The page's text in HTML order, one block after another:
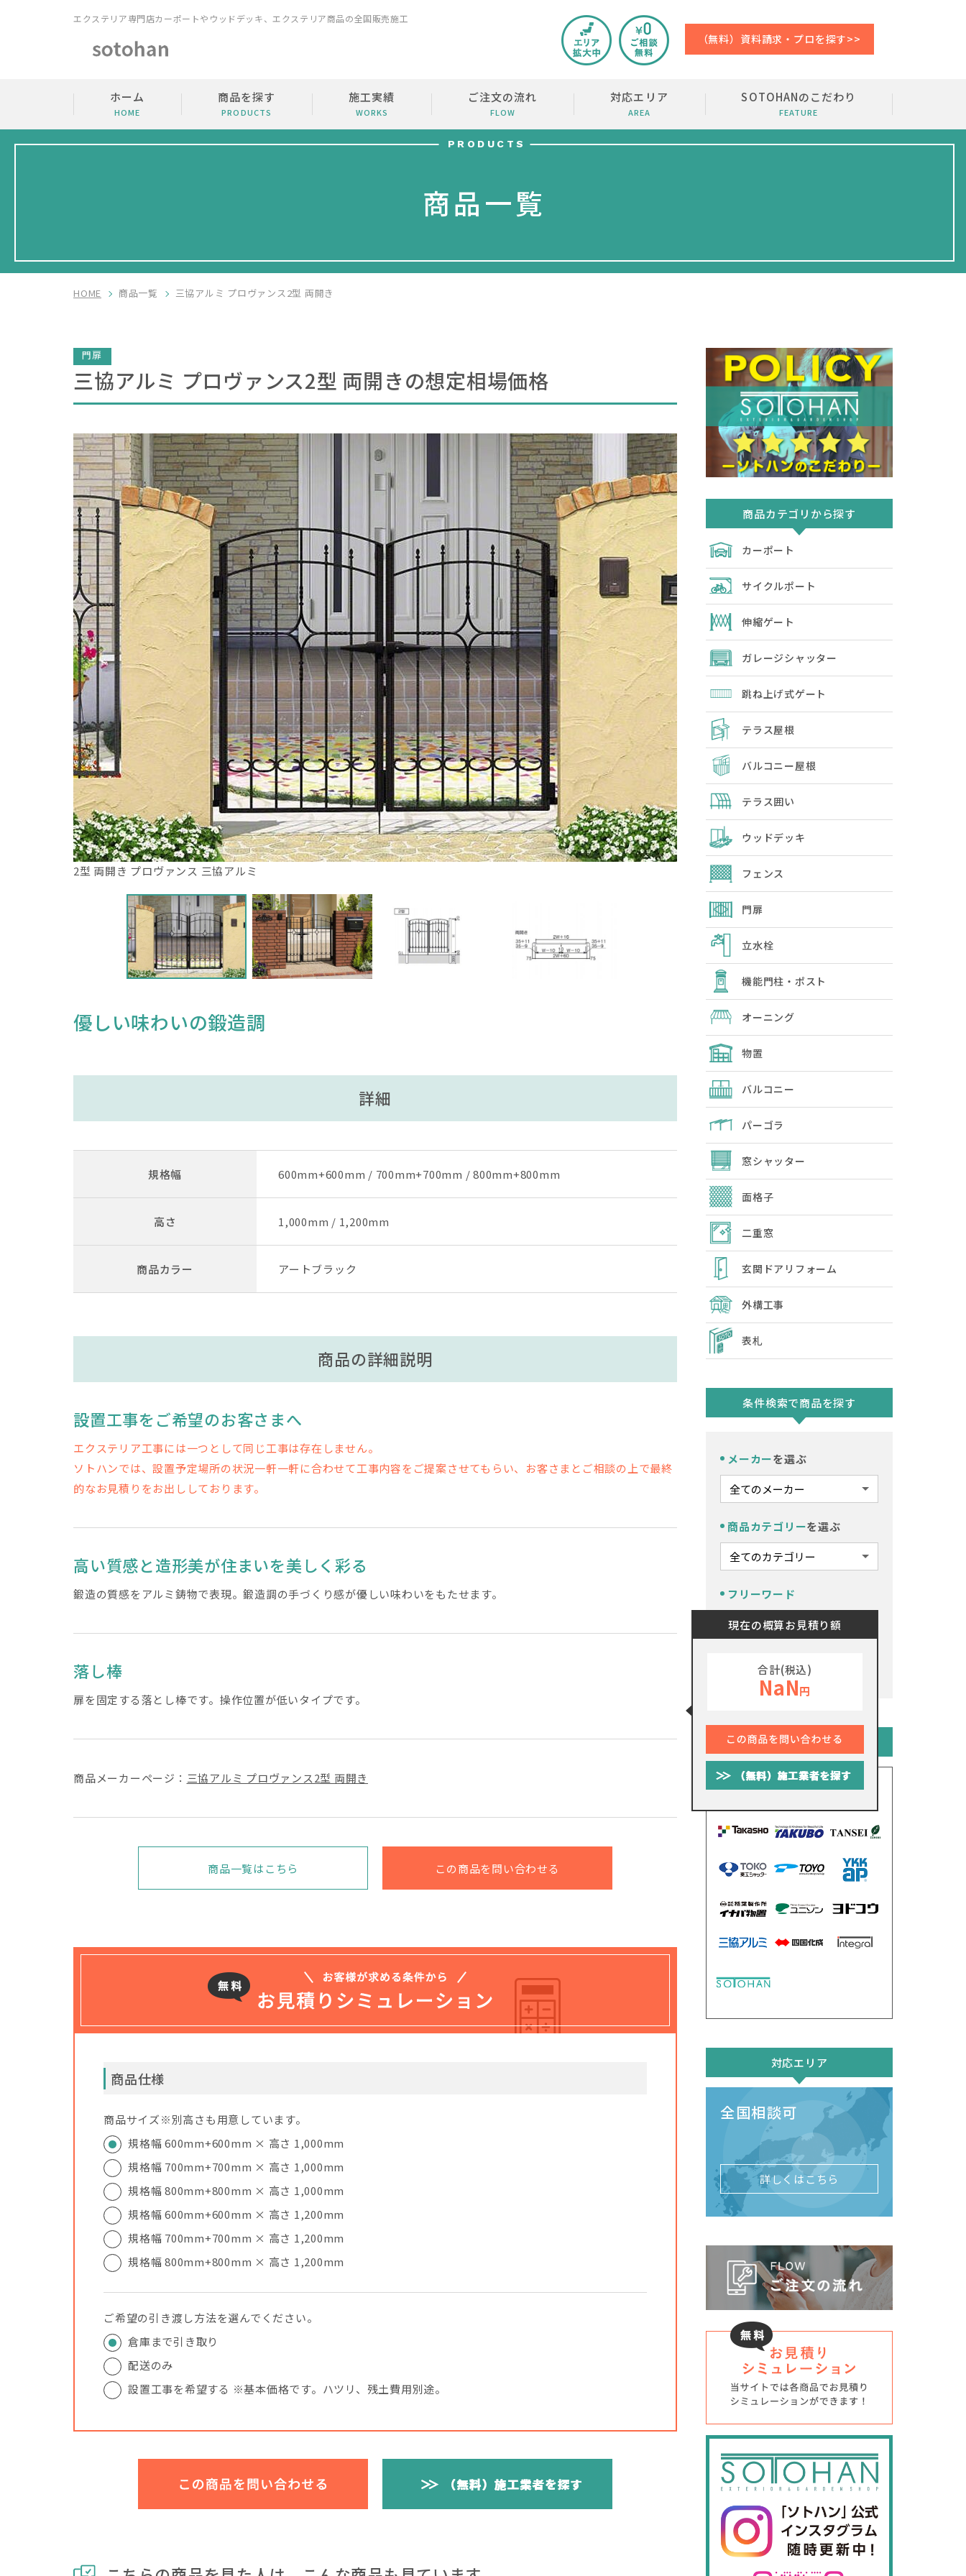
エクステリア専門店カーポートやウッドデッキ、エクステリア商品の全国販売施工
（無料）資料請求・プロを探す>>
ホーム
HOME
商品を探す
PRODUCTS
施工実績
WORKS
ご注文の流れ
FLOW
対応エリア
AREA
SOTOHANのこだわり
FEATURE
PRODUCTS
商品一覧
HOME 商品一覧 三協アルミ プロヴァンス2型 両開き
門扉
三協アルミ プロヴァンス2型 両開きの想定相場価格
2型 両開き プロヴァンス 三協アルミ
優しい味わいの鍛造調
詳細
規格幅 600mm+600mm / 700mm+700mm / 800mm+800mm
高さ 1,000mm / 1,200mm
商品カラー アートブラック
商品の詳細説明
設置工事をご希望のお客さまへ
エクステリア工事には一つとして同じ工事は存在しません。
ソトハンでは、設置予定場所の状況一軒一軒に合わせて工事内容をご提案させてもらい、お客さまとご相談の上で最終
的なお見積りをお出ししております。
高い質感と造形美が住まいを美しく彩る
鍛造の質感をアルミ鋳物で表現。鍛造調の手づくり感が優しい味わいをもたせます。
落し棒
扉を固定する落とし棒です。操作位置が低いタイプです。
商品メーカーページ： 三協アルミ プロヴァンス2型 両開き
商品一覧はこちら この商品を問い合わせる
商品仕様
商品サイズ※別高さも用意しています。
規格幅 600mm+600mm × 高さ 1,000mm
規格幅 700mm+700mm × 高さ 1,000mm
規格幅 800mm+800mm × 高さ 1,000mm
規格幅 600mm+600mm × 高さ 1,200mm
規格幅 700mm+700mm × 高さ 1,200mm
規格幅 800mm+800mm × 高さ 1,200mm
ご希望の引き渡し方法を選んでください。
倉庫まで引き取り
配送のみ
設置工事を希望する ※基本価格です。ハツリ、残土費用別途。
現在の概算お見積り額
合計(税込)
NaN円
商品カテゴリから探す
カーポート
サイクルポート
伸縮ゲート
ガレージシャッター
跳ね上げ式ゲート
テラス屋根
バルコニー屋根
テラス囲い
ウッドデッキ
フェンス
門扉
立水栓
機能門柱・ポスト
オーニング
物置
バルコニー
パーゴラ
窓シャッター
面格子
二重窓
玄関ドアリフォーム
外構工事
表札
条件検索で商品を探す
メーカーを選ぶ
商品カテゴリーを選ぶ
フリーワード
メーカーから探す
対応エリア
全国相談可
詳しくはこちら